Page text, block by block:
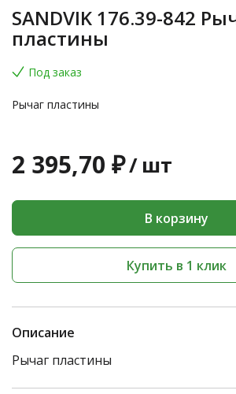
SANDVIK 176.39-842
пластины
Под заказ
Рычаг пластины
2 395,70 ₽/ шт
В корзину
Купить в 1 клик
Описание
Рычаг пластины